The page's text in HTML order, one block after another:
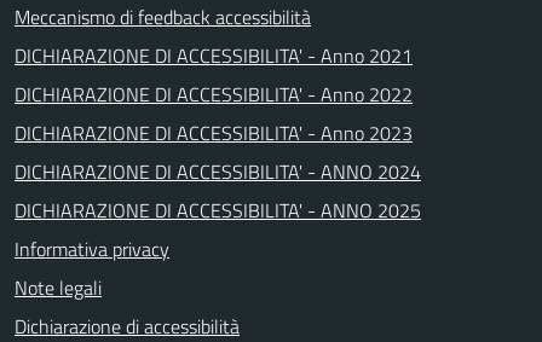
Meccanismo di feedback accessibilità
DICHIARAZIONE DI ACCESSIBILITA' - Anno 2021
DICHIARAZIONE DI ACCESSIBILITA' - Anno 2022
DICHIARAZIONE DI ACCESSIBILITA' - Anno 2023
DICHIARAZIONE DI ACCESSIBILITA' - ANNO 2024
DICHIARAZIONE DI ACCESSIBILITA' - ANNO 2025
Informativa privacy
Note legali
Dichiarazione di accessibilità